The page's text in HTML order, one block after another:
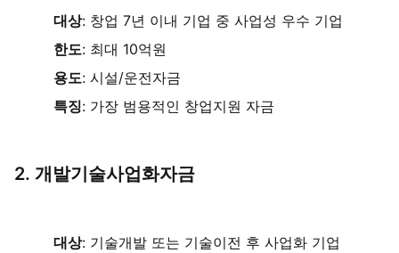
대상: 창업 7년 이내 기업 중 사업성 우수 기업
한도: 최대 10억원
용도: 시설/운전자금
특징: 가장 범용적인 창업지원 자금
2. 개발기술사업화자금
대상: 기술개발 또는 기술이전 후 사업화 기업